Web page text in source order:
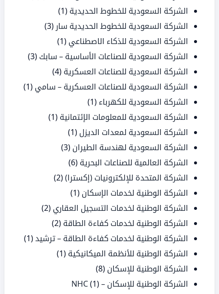
الشركة السعودية للخطوط الحديدية (1)
الشركة السعودية للخطوط الحديدية سار (3)
الشركة السعودية للذكاء الاصطناعي (1)
الشركة السعودية للصناعات الأساسية – سابك (3)
الشركة السعودية للصناعات العسكرية (4)
الشركة السعودية للصناعات العسكرية – سامي (1)
الشركة السعودية للكهرباء (1)
الشركة السعودية للمعلومات الإئتمانية (1)
الشركة السعودية لمعدات الديزل (1)
الشركة السعودية لهندسة الطيران (3)
الشركة العالمية للصناعات البحرية (6)
الشركة المتحدة للإلكترونيات (إكسترا)(2)
الشركة الوطنية لخدمات الإسكان (1)
الشركة الوطنية لخدمات التسجيل العقاري (2)
الشركة الوطنية لخدمات كفاءة الطاقة (2)
الشركة الوطنية لخدمات كفاءة الطاقة – ترشيد(1)
الشركة الوطنية للأنظمة الميكانيكية (1)
الشركة الوطنية للإسكان (8)
الشركة الوطنية للإسكان – NHC(1)